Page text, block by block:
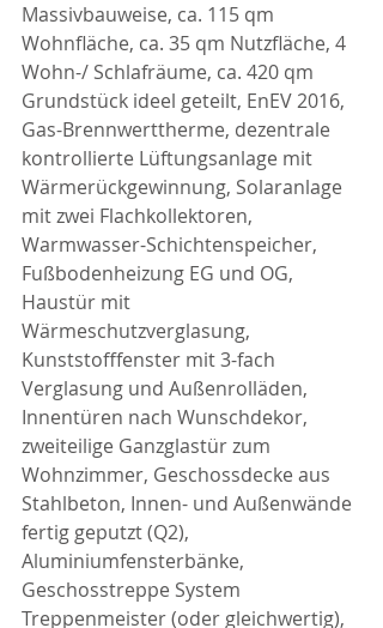
Massivbauweise, ca. 115 qm
Wohnfläche, ca. 35 qm Nutzfläche, 4
Wohn-/ Schlafräume, ca. 420 qm
Grundstück ideel geteilt, EnEV 2016,
Gas-Brennwerttherme, dezentrale
kontrollierte Lüftungsanlage mit
Wärmerückgewinnung, Solaranlage
mit zwei Flachkollektoren,
Warmwasser-Schichtenspeicher,
Fußbodenheizung EG und OG,
Haustür mit
Wärmeschutzverglasung,
Kunststofffenster mit 3-fach
Verglasung und Außenrolläden,
Innentüren nach Wunschdekor,
zweiteilige Ganzglastür zum
Wohnzimmer, Geschossdecke aus
Stahlbeton, Innen- und Außenwände
fertig geputzt (Q2),
Aluminiumfensterbänke,
Geschosstreppe System
Treppenmeister (oder gleichwertig),